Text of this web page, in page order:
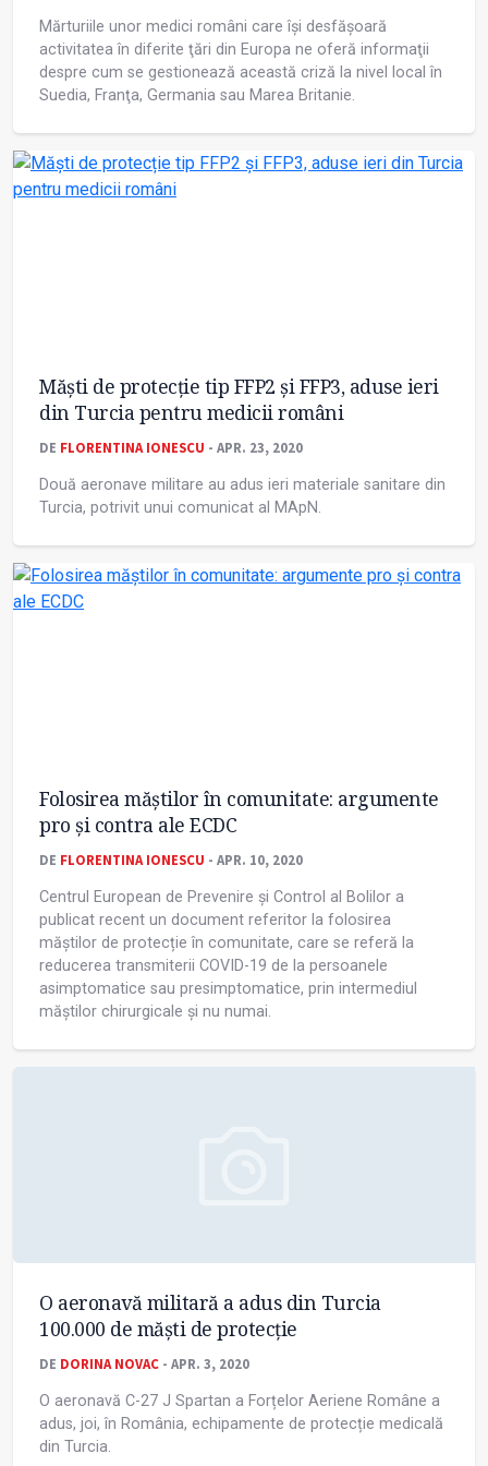
Mărturiile unor medici români care își desfășoară
activitatea în diferite ţări din Europa ne oferă informaţii
despre cum se gestionează această criză la nivel local în
Suedia, Franţa, Germania sau Marea Britanie.
Măști de protecție tip FFP2 și FFP3, aduse ieri
din Turcia pentru medicii români
DE FLORENTINA IONESCU - APR. 23, 2020
Două aeronave militare au adus ieri materiale sanitare din
Turcia, potrivit unui comunicat al MApN.
Folosirea măștilor în comunitate: argumente
pro și contra ale ECDC
DE FLORENTINA IONESCU - APR. 10, 2020
Centrul European de Prevenire și Control al Bolilor a
publicat recent un document referitor la folosirea
măștilor de protecție în comunitate, care se referă la
reducerea transmiterii COVID-19 de la persoanele
asimptomatice sau presimptomatice, prin intermediul
măștilor chirurgicale și nu numai.
O aeronavă militară a adus din Turcia
100.000 de măşti de protecţie
DE DORINA NOVAC - APR. 3, 2020
O aeronavă C-27 J Spartan a Forțelor Aeriene Române a
adus, joi, în România, echipamente de protecție medicală
din Turcia.